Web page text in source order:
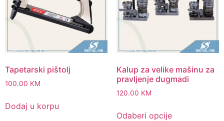
Tapetarski pištolj
100.00 KM
Dodaj u korpu
Kalup za velike mašinu za
pravljenje dugmadi
120.00 KM
Odaberi opcije